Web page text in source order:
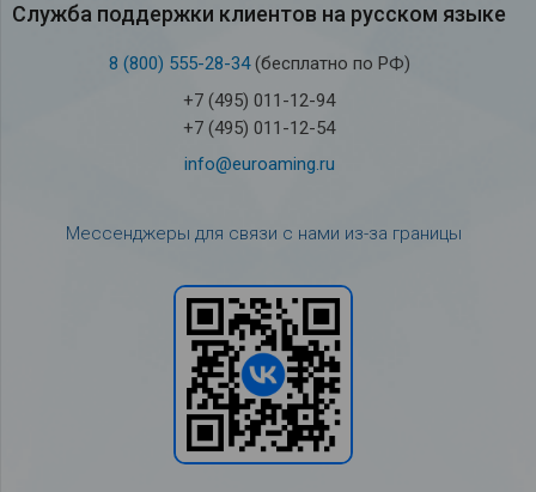
Служба под­держки кли­ен­тов на рус­ском языке
8 (800) 555-28-34(бесплатно по РФ)
+7 (495) 011-12-94
+7 (495) 011-12-54
info@euroaming.ru
Мессенджеры для связи с нами из-за границы